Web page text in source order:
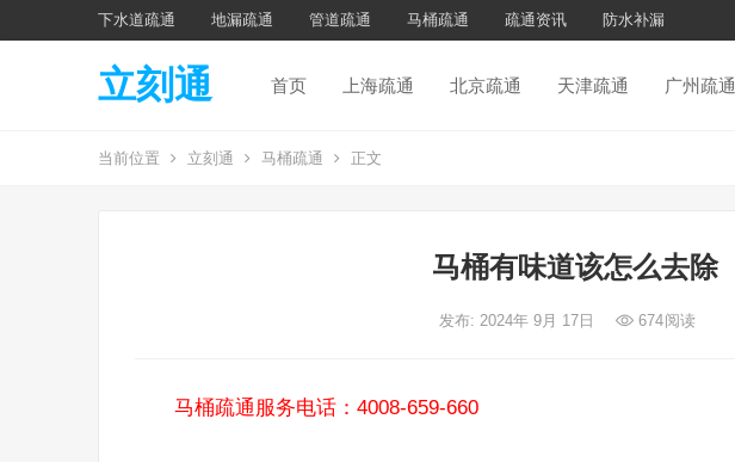
下水道疏通 地漏疏通 管道疏通 马桶疏通 疏通资讯 防水补漏
立刻通 首页 上海疏通 北京疏通 天津疏通 广州疏通
当前位置 立刻通 马桶疏通 正文
马桶有味道该怎么去除
发布: 2024年 9月 17日 674阅读
马桶疏通服务电话：4008-659-660